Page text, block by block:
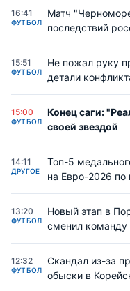
16:41
ФУТБОЛ
Матч
последствий
15:51
ФУТБОЛ
Не пожал руку
детали
15:00
ФУТБОЛ
Конец саги:
своей звездой
14:11
ДРУГОЕ
Топ-5
на Евро-2026
13:20
ФУТБОЛ
Новый этап в
сменил
12:32
ФУТБОЛ
Скандал из-за
обыски в